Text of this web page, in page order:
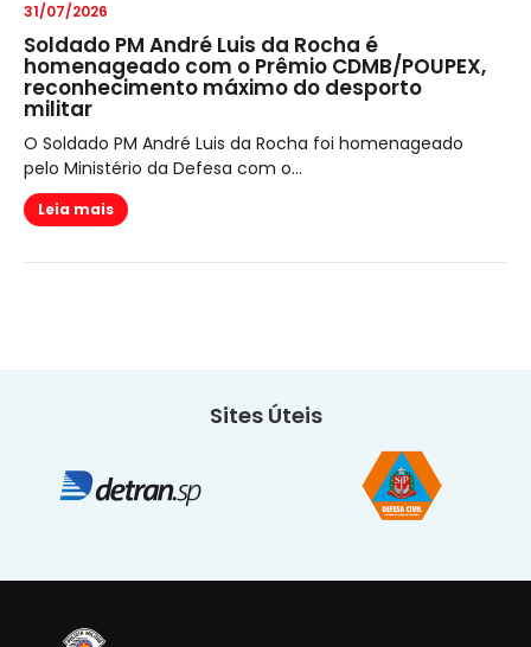
31/07/2026
Soldado PM André Luis da Rocha é
homenageado com o Prêmio CDMB/POUPEX,
reconhecimento máximo do desporto
militar
O Soldado PM André Luis da Rocha foi homenageado
pelo Ministério da Defesa com o...
Leia mais
Sites Úteis